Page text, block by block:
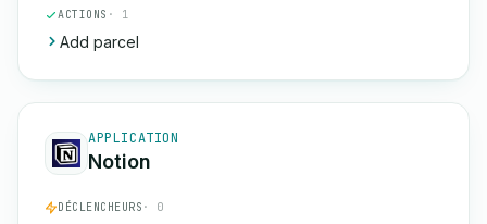
ACTIONS · 1
Add parcel
APPLICATION
Notion
DÉCLENCHEURS · 0